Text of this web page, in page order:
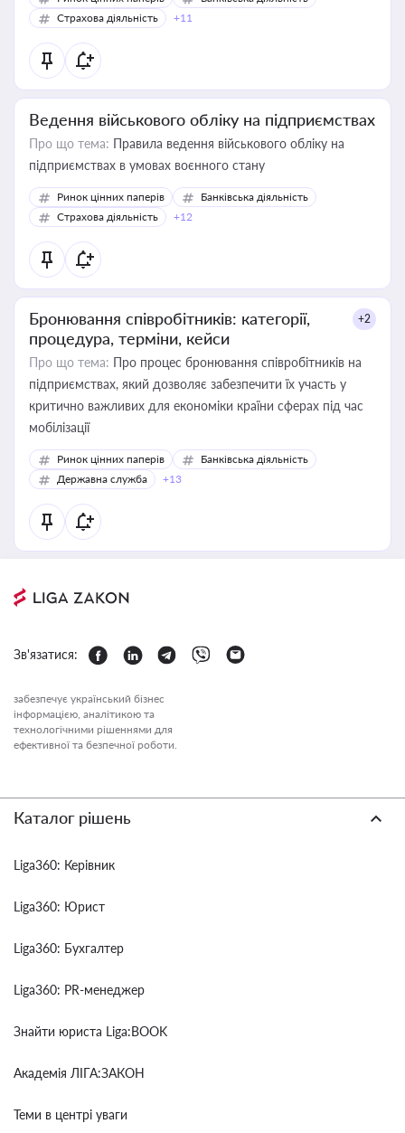
Страхова діяльність
+11
Ведення військового обліку на підприємствах
Про що тема: Правила ведення військового обліку на
підприємствах в умовах воєнного стану
Ринок цінних паперів
Банківська діяльність
Страхова діяльність
+12
Бронювання співробітників: категорії,
процедура, терміни, кейси
+2
Про що тема: Про процес бронювання співробітників на
підприємствах, який дозволяє забезпечити їх участь у
критично важливих для економіки країни сферах під час
мобілізації
Ринок цінних паперів
Банківська діяльність
Державна служба
+13
Зв'язатися:
забезпечує український бізнес
інформацією, аналітикою та
технологічними рішеннями для
ефективної та безпечної роботи.
Каталог рішень
Liga360: Керівник
Liga360: Юрист
Liga360: Бухгалтер
Liga360: PR-менеджер
Знайти юриста Liga:BOOK
Академія ЛІГА:ЗАКОН
Теми в центрі уваги